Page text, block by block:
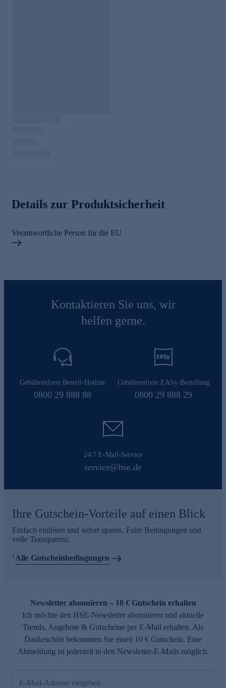
Details zur Produktsicherheit
Verantwortliche Person für die EU
Kontaktieren Sie uns, wir
helfen gerne.
Gebührenfreie Bestell-Hotline
0800 29 888 88
Gebührenfreie EASy-Bestellung
0800 29 888 29
24/7 E-Mail-Service
service@hse.de
Ihre Gutschein-Vorteile auf einen Blick
Einfach einlösen und sofort sparen. Faire Bedingungen und
volle Transparenz.
1 Alle Gutscheinbedingungen
Newsletter abonnieren – 10 € Gutschein erhalten
Ich möchte den HSE-Newsletter abonnieren und aktuelle
Trends, Angebote & Gutscheine per E-Mail erhalten. Als
Dankeschön bekommen Sie einen 10 € Gutschein. Eine
Abmeldung ist jederzeit in den Newsletter-E-Mails möglich.
E-Mail-Adresse eingeben